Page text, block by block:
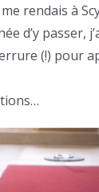
rendais à
d’y passer,
(!) pour